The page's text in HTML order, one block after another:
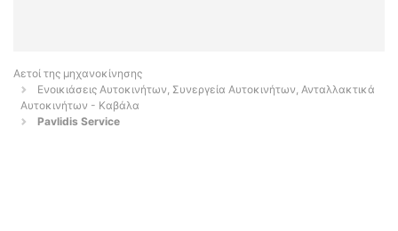
Αετοί της μηχανοκίνησης
Ενοικιάσεις Αυτοκινήτων, Συνεργεία Αυτοκινήτων, Ανταλλακτικά
Αυτοκινήτων - Καβάλα
Pavlidis Service